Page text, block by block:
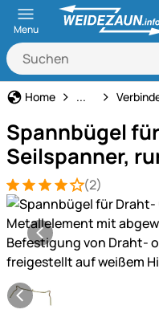
Menu
Home Weidezaun
...
Spannbügel
Seilspanner,
Bewertung: 4 von 5 (2
2 Bewertungen
(2)
Produktgalerie